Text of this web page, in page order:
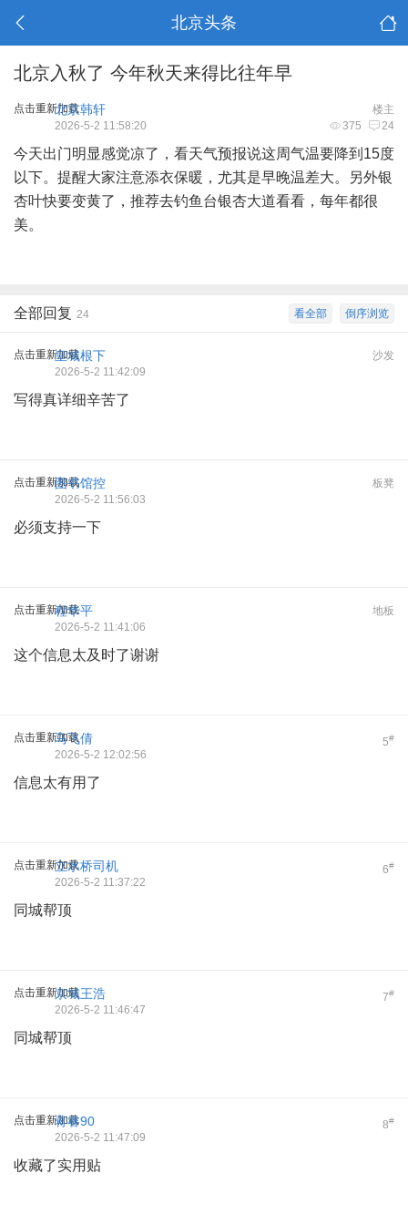
北京头条
北京入秋了 今年秋天来得比往年早
点击重新加载 楼主
北京韩轩
375 24
2026-5-2 11:58:20
今天出门明显感觉凉了，看天气预报说这周气温要降到15度
以下。提醒大家注意添衣保暖，尤其是早晚温差大。另外银
杏叶快要变黄了，推荐去钓鱼台银杏大道看看，每年都很
美。
倒序浏览
看全部
全部回复 24
点击重新加载 沙发
皇城根下
2026-5-2 11:42:09
写得真详细辛苦了
点击重新加载 板凳
图书馆控
2026-5-2 11:56:03
必须支持一下
点击重新加载 地板
程华平
2026-5-2 11:41:06
这个信息太及时了谢谢
点击重新加载 5#
马飞倩
2026-5-2 12:02:56
信息太有用了
点击重新加载 6#
立水桥司机
2026-5-2 11:37:22
同城帮顶
点击重新加载 7#
京城王浩
2026-5-2 11:46:47
同城帮顶
点击重新加载 8#
蒋睿90
2026-5-2 11:47:09
收藏了实用贴